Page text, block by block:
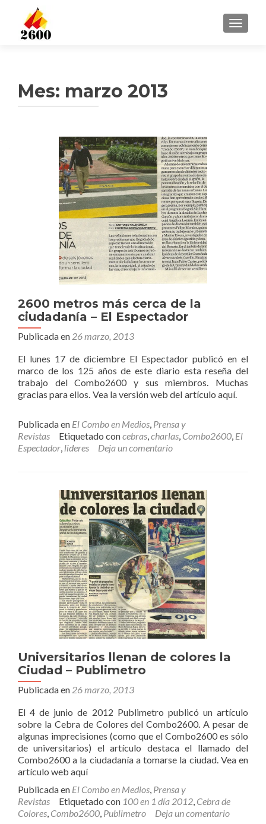
Mes: marzo 2013
2600 metros más cerca de la
ciudadanía – El Espectador
Publicada en 26 marzo, 2013
El lunes 17 de diciembre El Espectador publicó en el
marco de los 125 años de este diario esta reseña del
trabajo del Combo2600 y sus miembros. Muchas
gracias para ellos. Vea la versión web del artículo aquí.
Publicada en El Combo en Medios, Prensa y
Revistas
Etiquetado concebras,charlas, Combo2600, El
Espectador, lideres Deja un comentario
Universitarios llenan de colores la
Ciudad – Publimetro
Publicada en 26 marzo, 2013
El 4 de junio de 2012 Publimetro publicó un artículo
sobre la Cebra de Colores del Combo2600. A pesar de
algunas imprecisiones (como que el Combo2600 es sólo
de universitarios) el artículo destaca el llamado del
Combo2600 a la ciudadanía a tomarse la ciudad. Vea en
artículo web aquí
Publicada en El Combo en Medios, Prensa y
Revistas
Etiquetado con 100 en 1 día 2012, Cebra de
Colores, Combo2600, Publimetro Deja un comentario